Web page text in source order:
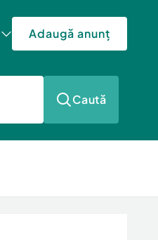
Adaugă anunț
Caută